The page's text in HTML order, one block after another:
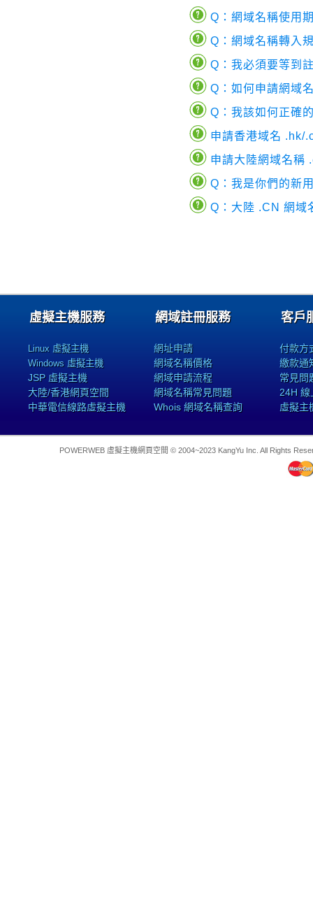
Q：網域名稱使用
Q：網域名稱轉入
Q：我必須要等到
Q：如何申請網域
Q：我該如何正確
申請香港域名 .hk/
申請大陸網域名稱
Q：我是你們的新
Q：大陸 .CN 網域
虛擬主機服務
Linux 虛擬主機
Windows 虛擬主機
JSP 虛擬主機
大陸/香港網頁空間
中華電信線路虛擬主機
網域註冊服務
網址申請
網域名稱價格
網域申請流程
網域名稱常見問題
Whois 網域名稱查詢
客戶
付款方
繳款通
常見問
24H 線
虛擬主
POWERWEB 虛擬主機網頁空間 © 2004~2023 KangYu Inc. All Rights